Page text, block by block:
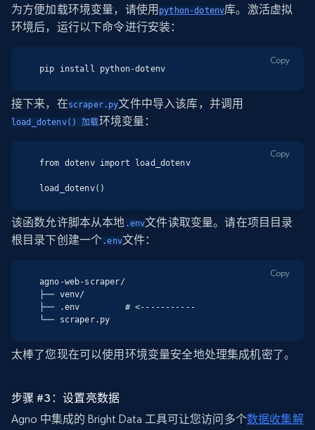
为方便加载环境变量，请使用 python-dotenv库。激活虚拟
环境后，运行以下命令进行安装：
pip install python-dotenv
Copy
接下来，在scraper.py文件中导入该库，并调用
load_dotenv() 加载环境变量：
from dotenv import load_dotenv
load_dotenv()
Copy
该函数允许脚本从本地 .env文件读取变量。请在项目目录
根目录下创建一个.env文件：
agno-web-scraper/
├── venv/
├── .env         # <-----------
└── scraper.py
Copy
太棒了您现在可以使用环境变量安全地处理集成机密了。
步骤 #3：设置亮数据
Agno 中集成的 Bright Data 工具可让您访问多个数据收集解